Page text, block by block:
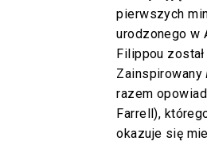
pierwszych
urodzonego w
Filippou
Zainspirowany
razem
Farrell),
okazuje się